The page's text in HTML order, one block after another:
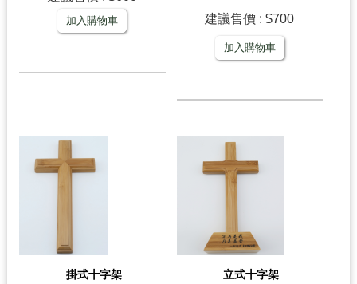
加入購物車 建議售價 : $700
加入購物車
掛式十字架
立式十字架